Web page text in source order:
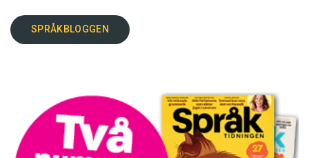
SPRÅKBLOGGEN